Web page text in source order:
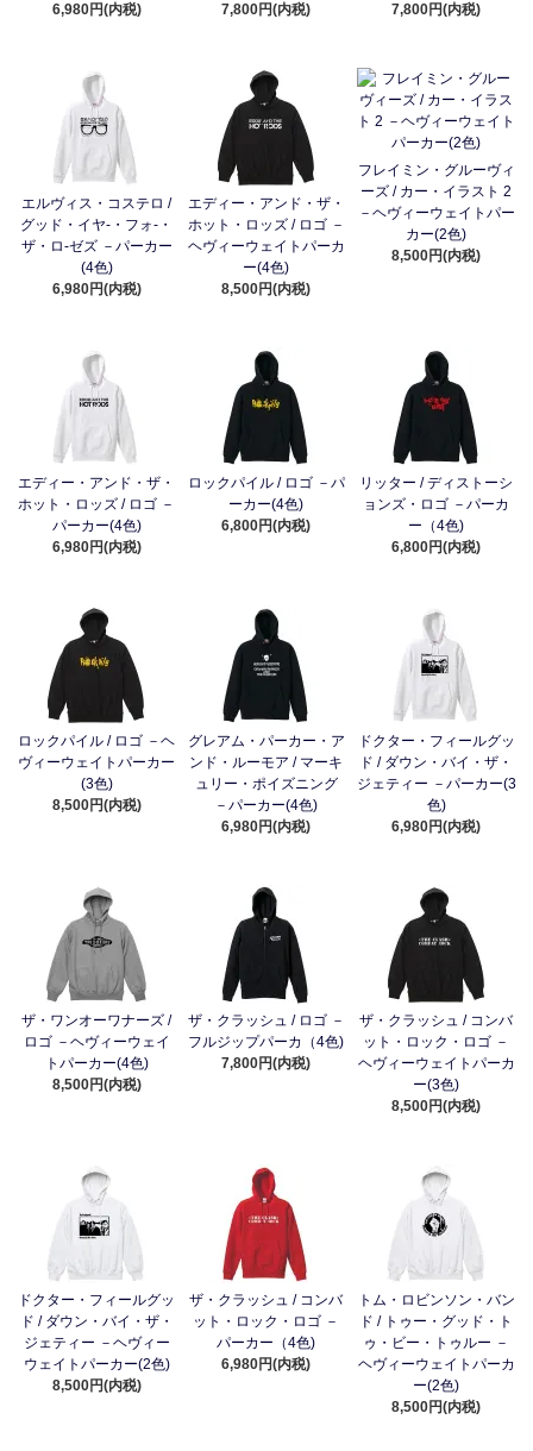
6,980円(内税)
7,800円(内税)
7,800円(内税)
エルヴィス・コステロ /
グッド・イヤ-・フォ-・
ザ・ロ-ゼズ －パーカー
(4色)
6,980円(内税)
エディー・アンド・ザ・
ホット・ロッズ / ロゴ －
ヘヴィーウェイトパーカ
ー(4色)
8,500円(内税)
フレイミン・グルーヴィ
ーズ / カー・イラスト 2
－ヘヴィーウェイトパー
カー(2色)
8,500円(内税)
エディー・アンド・ザ・
ホット・ロッズ / ロゴ －
パーカー(4色)
6,980円(内税)
ロックパイル / ロゴ －パ
ーカー(4色)
6,800円(内税)
リッター / ディストーシ
ョンズ・ロゴ －パーカ
ー（4色)
6,800円(内税)
ロックパイル / ロゴ －ヘ
ヴィーウェイトパーカー
(3色)
8,500円(内税)
グレアム・パーカー・ア
ンド・ルーモア / マーキ
ュリー・ポイズニング
－パーカー(4色)
6,980円(内税)
ドクター・フィールグッ
ド / ダウン・バイ・ザ・
ジェティー －パーカー(3
色)
6,980円(内税)
ザ・ワンオーワナーズ /
ロゴ －ヘヴィーウェイ
トパーカー(4色)
8,500円(内税)
ザ・クラッシュ / ロゴ －
フルジップパーカ（4色)
7,800円(内税)
ザ・クラッシュ / コンバ
ット・ロック・ロゴ －
ヘヴィーウェイトパーカ
ー(3色)
8,500円(内税)
ドクター・フィールグッ
ド / ダウン・バイ・ザ・
ジェティー －ヘヴィー
ウェイトパーカー(2色)
8,500円(内税)
ザ・クラッシュ / コンバ
ット・ロック・ロゴ －
パーカー（4色)
6,980円(内税)
トム・ロビンソン・バン
ド / トゥー・グッド・ト
ゥ・ビー・トゥルー －
ヘヴィーウェイトパーカ
ー(2色)
8,500円(内税)